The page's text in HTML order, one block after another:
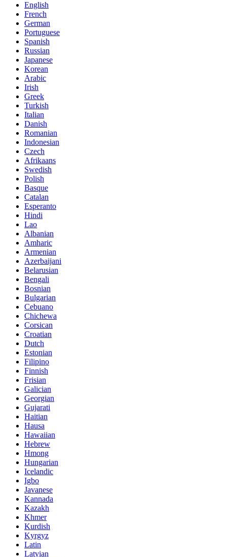
English
French
German
Portuguese
Spanish
Russian
Japanese
Korean
Arabic
Irish
Greek
Turkish
Italian
Danish
Romanian
Indonesian
Czech
Afrikaans
Swedish
Polish
Basque
Catalan
Esperanto
Hindi
Lao
Albanian
Amharic
Armenian
Azerbaijani
Belarusian
Bengali
Bosnian
Bulgarian
Cebuano
Chichewa
Corsican
Croatian
Dutch
Estonian
Filipino
Finnish
Frisian
Galician
Georgian
Gujarati
Haitian
Hausa
Hawaiian
Hebrew
Hmong
Hungarian
Icelandic
Igbo
Javanese
Kannada
Kazakh
Khmer
Kurdish
Kyrgyz
Latin
Latvian